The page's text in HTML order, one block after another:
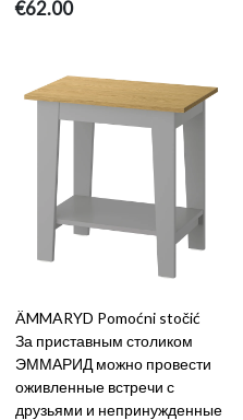
€62.00
ÄMMARYD Pomoćni stočić
За приставным столиком
ЭММАРИД можно провести
оживленные встречи с
друзьями и непринужденные